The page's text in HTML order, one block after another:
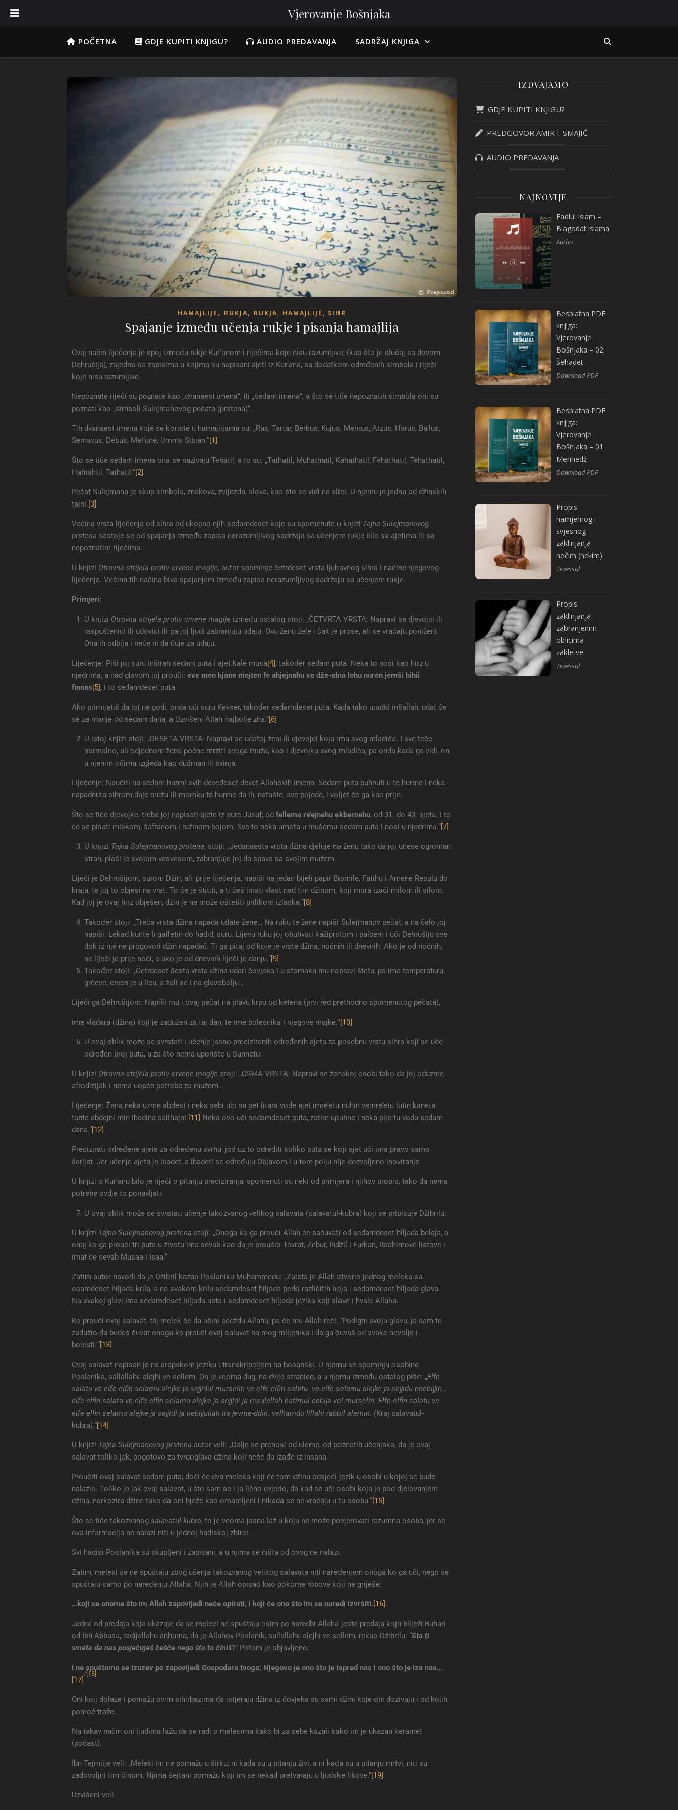
Vjerovanje Bošnjaka
POČETNA GDJE KUPITI KNJIGU? AUDIO PREDAVANJA SADRŽAJ KNJIGA
HAMAJLIJE , RUKJA, RUKJA, HAMAJLIJE, SIHR
Spajanje između učenja rukje i pisanja hamajlija
Ovaj način liječenja je spoj između rukje Kur’anom i riječima koje nisu razumljive, (kao što je slučaj sa dovom
Dehrušija), zajedno sa zapisima u kojima su napisani ajeti iz Kur’ana, sa dodatkom određenih simbola i riječi
koje nisu razumljive.
Nepoznate riječi su poznate kao „dvanaest imena“, ili „sedam imena“, a što se tiče nepoznatih simbola oni su
poznati kao „simboli Sulejmanovog pečata (prstena)“.
Tih dvanaest imena koje se koriste u hamajlijama su: „Ras, Tartar, Berkus, Kujus, Mehrus, Atzus, Harus, Ba’lus,
Sernavus, Debus, Mel’une, Ummu Sibjan.“[1]
Što se tiče sedam imena ona se nazivaju Tehatil, a to su: „Tathatil, Muhathatil, Kahathatil, Fehathatil, Tehathatil,
Hahtahtil, Tathatil.“[2]
Pečat Sulejmana je skup simbola, znakova, zvijezda, slova, kao što se vidi na slici. U njemu je jedna od džinskih
tajni.[3]
Većina vrsta liječenja od sihra od ukopno njih sedamdeset koje su spomenute u knjizi Tajna Sulejmanovog
prstena sastoje se od spajanja između zapisa nerazumljivog sadržaja sa učenjem rukje bilo sa ajetima ili sa
nepoznatim riječima.
U knjizi Otrovna strijela protiv crvene magije, autor spominje četrdeset vrsta ljubavnog sihra i načine njegovog
liječenja. Većina tih načina biva spajanjem između zapisa nerazumljivog sadržaja sa učenjem rukje.
Primjeri:
U knjizi Otrovna strijela protiv crvene magije između ostalog stoji: „ČETVRTA VRSTA: Napravi se djevojci ili
raspuštenici ili udovici ili pa joj ljudi zabranjuju udaju. Ovu ženu žele i čak je prose, ali se vraćaju poniženi.
Ona ih odbija i neće ni da čuje za udaju.
Liječenje: Piši joj suru Inširah sedam puta i ajet kale musa[4], također sedam puta. Neka to nosi kao hirz u
njedrima, a nad glavom joj prouči: eve men kjane mejten fe ahjejnahu ve dže-alna lehu nuren jemši bihii
finnas[5], i to sedamdeset puta.
Ako primijetiš da joj ne godi, onda uči suru Kevser, također sedamdeset puta. Kada tako uradiš inšallah, udat će
se za manje od sedam dana, a Uzvišeni Allah najbolje zna.“[6]
U istoj knjizi stoji: „DESETA VRSTA: Napravi se udatoj ženi ili djevojci koja ima svog mladića. I sve teče
normalno, ali odjednom žena počne mrziti svoga muža, kao i djevojka svog mladića, pa onda kada ga vidi, on
u njenim očima izgleda kao dušman ili svinja.
Liječenje: Naučiti na sedam hurmi svih devedeset devet Allahovih imena. Sedam puta puhnuti u te hurme i neka
napadnuta sihrom daje mužu ili momku te hurme da ih, natašte, sve pojede, i voljet će ga kao prije.
Što se tiče djevojke, treba joj napisati ajete iz sure Jusuf, od fellema re’ejnehu ekbernehu, od 31. do 43. ajeta. I to
će se pisati miskom, šafranom i ružinom bojom. Sve to neka umota u mušemu sedam puta i nosi u njedrima.“[7]
U knjizi Tajna Sulejmanovog prstena, stoji: „Jedanaesta vrsta džina djeluje na ženu tako da joj unese ogroman
strah, plaši je svojom vesvesom, zabranjuje joj da spava sa svojim mužem.
Liječi je Dehrušijom, surom Džin, ali, prije liječenja, napiši na jedan bijeli papir Bismile, Fatihu i Amene Resulu do
kraja, te joj to objesi na vrat. To će je štititi, a ti ćeš imati vlast nad tim džinom, koji mora izaći milom ili silom.
Kad joj je ovaj hirz obješen, džin je ne može oštetiti prilikom izlaska.“[8]
Također stoji: „Treća vrsta džina napada udate žene… Na ruku te žene napiši Sulejmanov pečat, a na čelo joj
napiši: Lekad kunte fi gafletin do hadid, suru. Lijevu ruku joj obuhvati kažiprstom i palcem i uči Dehrušiju sve
dok iz nje ne progovori džin napadač. Ti ga pitaj od koje je vrste džina, noćnih ili dnevnih. Ako je od noćnih,
ne liječi je prije noći, a ako je od dnevnih liječi je danju.“[9]
Također stoji: „Četrdeset šesta vrsta džina udari čovjeka i u stomaku mu napravi štetu, pa ima temperaturu,
grčeve, crven je u licu, a žali se i na glavobolju…
Liječi ga Dehrušijom. Napiši mu i ovaj pečat na plavu krpu od ketena (prvi red prethodno spomenutog pečata),
ime vladara (džina) koji je zadužen za taj dan, te ime bolesnika i njegove majke.“[10]
U ovaj oblik može se svrstati i učenje jasno preciziranih određenih ajeta za posebnu vrstu sihra koji se uče
određen broj puta, a za što nema uporište u Sunnetu:
U knjizi Otrovna strijela protiv crvene magije stoji: „OSMA VRSTA: Napravi se ženskoj osobi tako da joj oduzme
afrodizijak i nema uopće potrebe za mužem…
Liječenje: Žena neka uzme abdest i neka sebi uči na pet litara vode ajet imre’etu nuhin vemre’etu lutin kaneta
tahte abdejni min ibadina salihajni.[11] Neka ovo uči sedamdeset puta, zatim upuhne i neka pije tu vodu sedam
dana.“[12]
Precizirati određene ajete za određenu svrhu, još uz to odrediti koliko puta se koji ajet uči ima pravo samo
šerijat. Jer učenje ajeta je ibadet, a ibadeti se određuju Objavom i u tom polju nije dozvoljeno inoviranje.
U knjizi o Kur’anu bilo je riječi o pitanju preciziranja, spomenuti su neki od primjera i njihov propis, tako da nema
potrebe ovdje to ponavljati.
U ovaj oblik može se svrstati učenje takozvanog velikog salavata (salavatul-kubra) koji se pripisuje Džibrilu.
U knjizi Tajna Sulejmanovog prstena stoji: „Onoga ko ga prouči Allah će sačuvati od sedamdeset hiljada belaja, a
onaj ko ga prouči tri puta u životu ima sevab kao da je proučio Tevrat, Zebur, Indžil i Furkan, Ibrahimove listove i
imat će sevab Musaa i Isaa.“
Zatim autor navodi da je Džibril kazao Poslaniku Muhammedu: „Zaista je Allah stvorio jednog meleka sa
osamdeset hiljada krila, a na svakom krilu sedamdeset hiljada perki različitih boja i sedamdeset hiljada glava.
Na svakoj glavi ima sedamdeset hiljada usta i sedamdeset hiljada jezika koji slave i hvale Allaha.
Ko prouči ovaj salavat, taj melek će da učini sedždu Allahu, pa će mu Allah reći: ‘Podigni svoju glavu, ja sam te
zadužio da budeš čuvar onoga ko prouči ovaj salavat na mog miljenika i da ga čuvaš od svake nevolje i
bolesti.’“[13]
Ovaj salavat napisan je na arapskom jeziku i transkripcijom na bosanski. U njemu se spominju osobine
Poslanika, sallallahu alejhi ve sellem. On je veoma dug, na dvije stranice, a u njemu između ostalog piše: „Elfe-
salatu ve elfe elfin selamu alejke ja sejjidul-murselin ve elfe elfin salatu ve elfe selamu alejke ja sejjidu-nnebijjin…
elfe elfin salatu ve elfe elfin selamu alejke ja sejjidi ja resulellah hatimul-enbija vel-murselin. Elfe elfin salatu ve
elfe elfin selamu alejke ja sejjidi ja nebijjullah ila jevme-ddin. velhamdu lillahi rabbil alemin. (Kraj salavatul-
kubra).“[14]
U knjizi Tajna Sulejmanovog prstena autor veli: „Dalje se prenosi od uleme, od poznatih učenjaka, da je ovaj
salavat toliko jak, pogotovo za tvrdoglava džina koji neće da izađe iz insana.
Proučiti ovaj salavat sedam puta; doći će dva meleka koji će tom džinu odsjeći jezik u osobi u kojoj se bude
nalazio. Toliko je jak ovaj salavat, u što sam se i ja lično uvjerio, da kad se uči osobi koja je pod djelovanjem
džina, narkozira džine tako da oni bježe kao omamljeni i nikada se ne vraćaju u tu osobu.“[15]
Što se tiče takozvanog salavatul-kubra, to je veoma jasna laž u koju ne može povjerovati razumna osoba, jer se
ova informacija ne nalazi niti u jednoj hadiskoj zbirci.
Svi hadisi Poslanika su skupljeni i zapisani, a u njima se ništa od ovog ne nalazi.
Zatim, meleki se ne spuštaju zbog učenja takozvanog velikog salavata niti naređenjem onoga ko ga uči, nego se
spuštaju samo po naređenju Allaha. Njih je Allah opisao kao pokorne robove koji ne griješe:
…koji se onome što im Allah zapovijedi neće opirati, i koji će ono što im se naredi izvršiti.[16]
Jedna od predaja koja ukazuje da se meleci ne spuštaju osim po naredbi Allaha jeste predaja koju bilježi Buhari
od Ibn Abbasa, radijallahu anhuma, da je Allahov Poslanik, sallallahu alejhi ve sellem, rekao Džibrilu: “Sta ti
smeta da nas posjećuješ češće nego što to činiš?” Potom je objavljeno:
I ne spuštamo se izuzev po zapovijedi Gospodara tvoga; Njegovo je ono što je ispred nas i ono što je iza nas…
[17]
/ [18]
Oni koji dolaze i pomažu ovim sihirbazima da istjeraju džina iz čovjeka su sami džini koje oni dozivaju i od kojih
pomoć traže.
Na takav način oni ljudima lažu da se radi o melecima kako bi za sebe kazali kako im je ukazan keramet
(počast).
Ibn Tejmijje veli: „Meleki im ne pomažu u širku, ni kada su u pitanju živi, a ni kada su u pitanju mrtvi, niti su
zadovoljni tim činom. Njima šejtani pomažu koji im se nekad pretvaraju u ljudske likove.“[19]
Uzvišeni veli:
IZDVAJAMO
GDJE KUPITI KNJIGU?
PREDGOVOR AMIR I. SMAJIĆ
AUDIO PREDAVANJA
NAJNOVIJE
Fadlul Islam –
Blagodat islama
Audio
Besplatna PDF
knjiga:
Vjerovanje
Bošnjaka – 02.
Šehadet
Download PDF
Besplatna PDF
knjiga:
Vjerovanje
Bošnjaka – 01.
Menhedž
Download PDF
Propis
namjernog i
svjesnog
zaklinjanja
nečim (nekim)
Tevessul
Propis
zaklinjanja
zabranjenim
oblicima
zakletve
Tevessul